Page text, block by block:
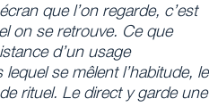
que l’on regarde, c’est
on se retrouve. Ce que
d’un usage
se mêlent l’habitude, le
rituel. Le direct y garde une